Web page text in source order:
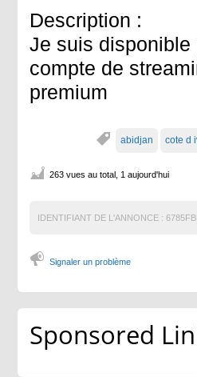
Description :
Je suis disponible
compte de
premium
abidjan cote d
263 vues au total, 1 aujourd'hui
IDENTIFIANT DE L'ANNONCE :
Signaler un problème
Sponsored